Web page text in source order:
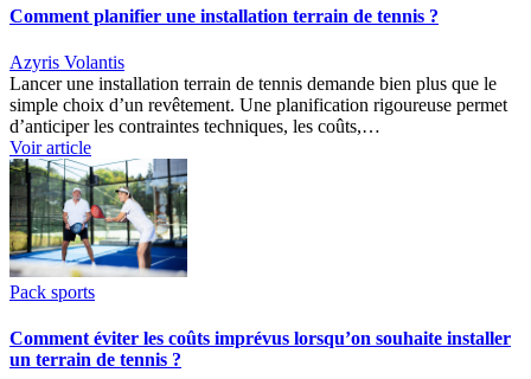
Comment planifier une installation terrain de tennis ?
Azyris Volantis
Lancer une installation terrain de tennis demande bien plus que le
simple choix d’un revêtement. Une planification rigoureuse permet
d’anticiper les contraintes techniques, les coûts,…
Voir article
Pack sports
Comment éviter les coûts imprévus lorsqu’on souhaite installer
un terrain de tennis ?